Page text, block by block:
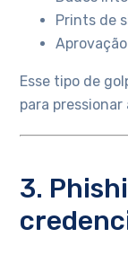
Prints de
Esse tipo de
para
3.